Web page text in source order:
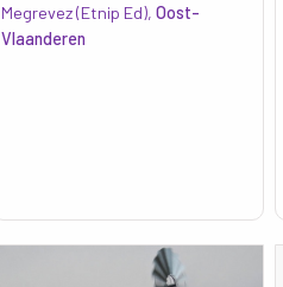
Megrevez (Etnip Ed), Oost-
Vlaanderen